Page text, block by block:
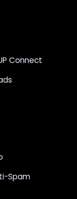
Connect
Spam